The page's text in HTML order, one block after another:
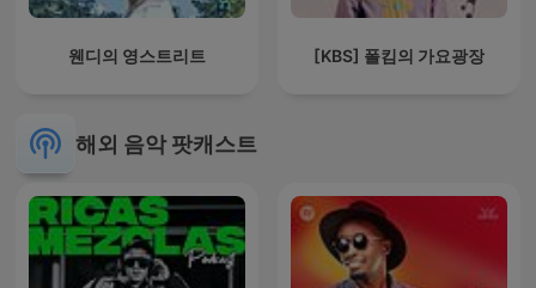
웬디의 영스트리트 [KBS] 폴킴의 가요광장
해외 음악 팟캐스트